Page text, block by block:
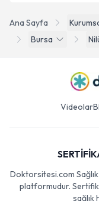
Ana Sayfa
Bursa
Videolar
Doktorsitesi.com Sağlık
platformudur.
sağlık